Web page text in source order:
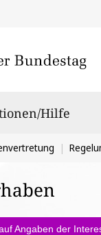
Hilfe
Angaben der